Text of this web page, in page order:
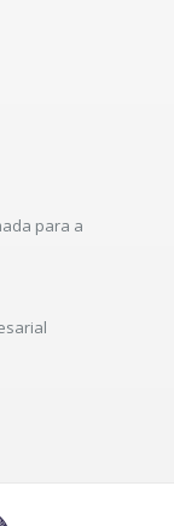
para a